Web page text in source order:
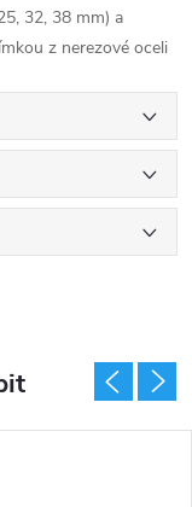
32, 38 mm) a
z nerezové oceli